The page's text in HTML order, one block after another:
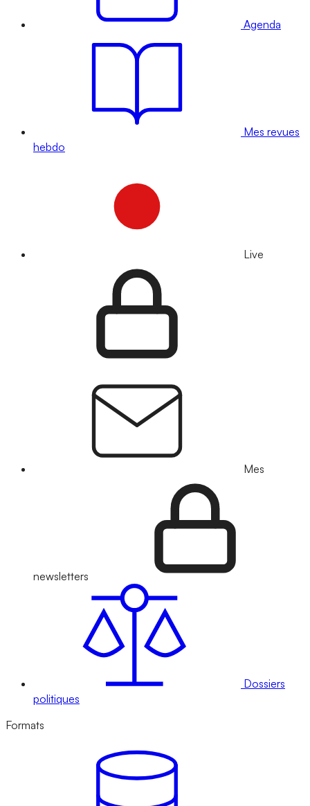
Agenda
Mes revues
hebdo
Live
Mes
newsletters
Dossiers
politiques
Formats